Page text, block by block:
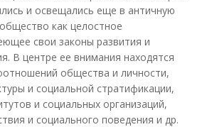
и освещались еще в античную
как целостное
свои законы развития и
В центре ее внимания находятся
общества и личности,
и социальной стратификации,
и социальных организаций,
и социального поведения и др.